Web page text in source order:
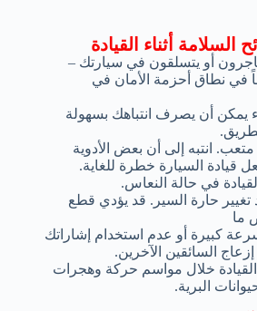
السلامة أثناء القيادة
أو يتسلقون في سيارتك –
في نطاق أحزمة الأمان في
يمكن أن يصرف انتباهك بسهولة
انتبه إلى أن بعض الأدوية
قيادة السيارة خطرة للغاية.
في حالة النعاس.
تغيير حارة السير. قد يؤدي قطع
ما
كبيرة أو عدم استخدام إشاراتك
السائقين الآخرين.
القيادة خلال مواسم حركة وهجرات
البرية.